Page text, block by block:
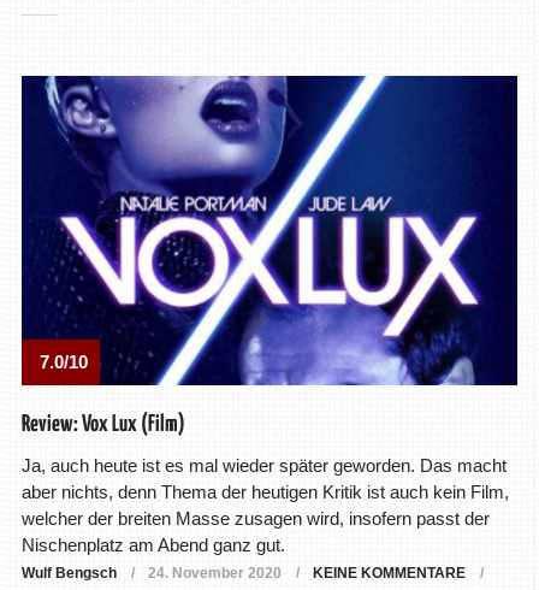
7.0/10
Review: Vox Lux (Film)
Ja, auch heute ist es mal wieder später geworden. Das macht
aber nichts, denn Thema der heutigen Kritik ist auch kein Film,
welcher der breiten Masse zusagen wird, insofern passt der
Nischenplatz am Abend ganz gut.
Wulf Bengsch 24. November 2020
KEINE KOMMENTARE